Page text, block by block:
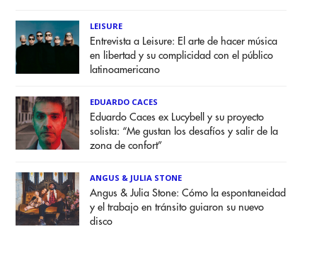
LEISURE
Entrevista a Leisure: El arte de hacer música
en libertad y su complicidad con el público
latinoamericano
EDUARDO CACES
Eduardo Caces ex Lucybell y su proyecto
solista: “Me gustan los desafíos y salir de la
zona de confort”
ANGUS & JULIA STONE
Angus & Julia Stone: Cómo la espontaneidad
y el trabajo en tránsito guiaron su nuevo
disco